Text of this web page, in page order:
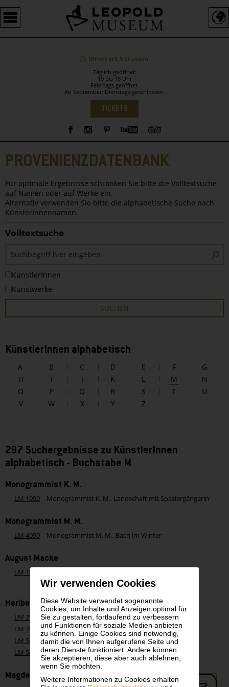
Wir verwenden Cookies
Diese Website verwendet sogenannte
Cookies, um Inhalte und Anzeigen optimal für
Sie zu gestalten, fortlaufend zu verbessern
und Funktionen für soziale Medien anbieten
zu können. Einige Cookies sind notwendig,
damit die von Ihnen aufgerufene Seite und
deren Dienste funktioniert. Andere können
Sie akzeptieren, diese aber auch ablehnen,
wenn Sie möchten.
Weitere Informationen zu Cookies erhalten
Barrierefreie
Bedienung
der
Öffnet in 5,5 Stunden.
Täglich geöffnet:
10 bis 18 Uhr
Feiertags geöffnet.
Ab September: Dienstags geschlossen.
TICKETS
Sidebar
PROVENIENZDATENBANK
Für optimale Ergebnisse schränken Sie bitte die Volltextsuche
auf Namen oder auf Werke ein.
Alternativ verwenden Sie bitte die alphabetische Suche nach
KünsterInnennamen.
Volltextsuche
KünstlerInnen
Kunstwerke
SUCHEN
KünstlerInnen alphabetisch
A B C D E F
G
H
I J K L M
N
O
P Q R S T
U
V
W X Y Z
297 Suchergebnisse zu KünstlerInnen
alphabetisch - Buchstabe M
Monogrammist K. M.
LM 1990 Monogrammist K. M., Landschaft mit Spaziergängerin
Monogrammist M. M.
LM 4090 Monogrammist M. M., Bach im Winter
August Macke
LM 1571
und ein Reiter)
Heribert Mader
LM 2599
Heribert Mader, Dorfplatz
LM 2675
Heribert Mader, Motiv aus Venedig
LM 5446
Heribert Mader, Pini da Roma (Pinien in Rom)
LM 5447
Heribert Mader, Times Square in New York
Magdeburg